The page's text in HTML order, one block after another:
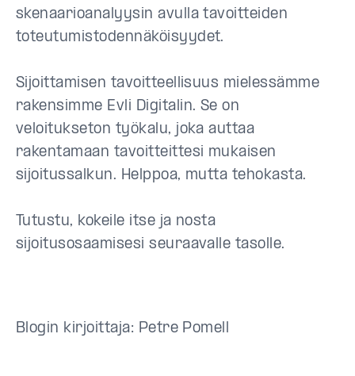
skenaarioanalyysin avulla tavoitteiden
toteutumistodennäköisyydet.
Sijoittamisen tavoitteellisuus mielessämme
rakensimme Evli Digitalin. Se on
veloitukseton työkalu, joka auttaa
rakentamaan tavoitteittesi mukaisen
sijoitussalkun. Helppoa, mutta tehokasta.
Tutustu, kokeile itse ja nosta
sijoitusosaamisesi seuraavalle tasolle.
Blogin kirjoittaja: Petre Pomell